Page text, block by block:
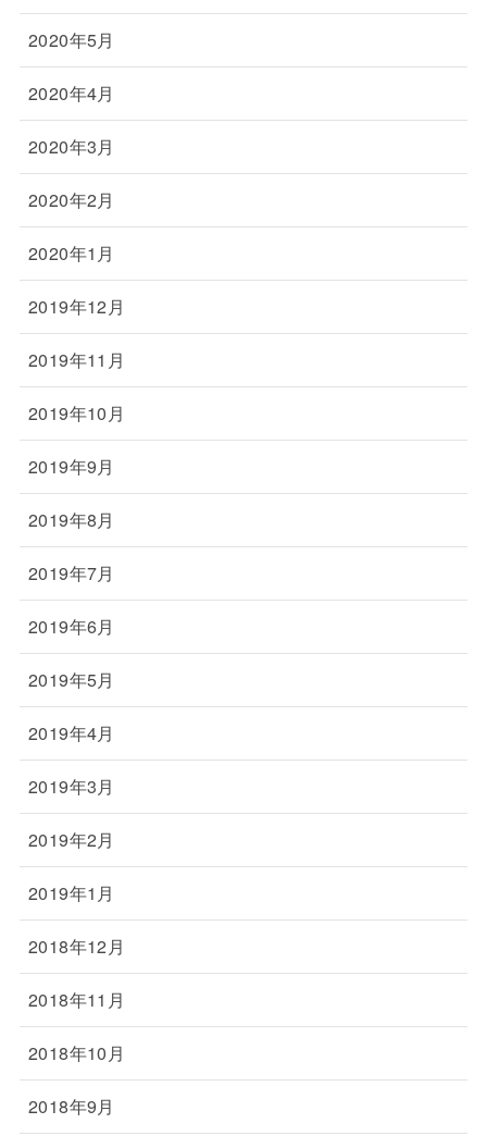
2020年5月
2020年4月
2020年3月
2020年2月
2020年1月
2019年12月
2019年11月
2019年10月
2019年9月
2019年8月
2019年7月
2019年6月
2019年5月
2019年4月
2019年3月
2019年2月
2019年1月
2018年12月
2018年11月
2018年10月
2018年9月